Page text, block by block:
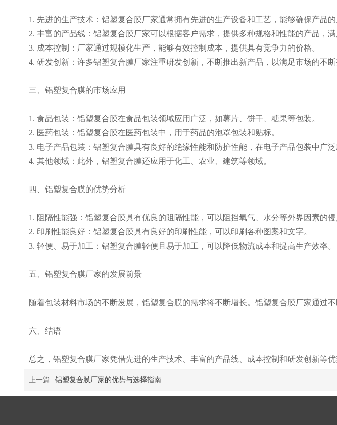
1. 先进的生产技术：铝塑复合膜厂家通常拥有先进的生产设备和工艺，能够确保产品的
2. 丰富的产品线：铝塑复合膜厂家可以根据客户需求，提供多种规格和性能的产品，满
3. 成本控制：厂家通过规模化生产，能够有效控制成本，提供具有竞争力的价格。
4. 研发创新：许多铝塑复合膜厂家注重研发创新，不断推出新产品，以满足市场的不断
三、铝塑复合膜的市场应用
1. 食品包装：铝塑复合膜在食品包装领域应用广泛，如薯片、饼干、糖果等包装。
2. 医药包装：铝塑复合膜在医药包装中，用于药品的泡罩包装和贴标。
3. 电子产品包装：铝塑复合膜具有良好的绝缘性能和防护性能，在电子产品包装中广泛
4. 其他领域：此外，铝塑复合膜还应用于化工、农业、建筑等领域。
四、铝塑复合膜的优势分析
1. 阻隔性能强：铝塑复合膜具有优良的阻隔性能，可以阻挡氧气、水分等外界因素的侵
2. 印刷性能良好：铝塑复合膜具有良好的印刷性能，可以印刷各种图案和文字。
3. 轻便、易于加工：铝塑复合膜轻便且易于加工，可以降低物流成本和提高生产效率。
五、铝塑复合膜厂家的发展前景
随着包装材料市场的不断发展，铝塑复合膜的需求将不断增长。铝塑复合膜厂家通过
六、结语
总之，铝塑复合膜厂家凭借先进的生产技术、丰富的产品线、成本控制和研发创新等
上一篇 铝塑复合膜厂家的优势与选择指南